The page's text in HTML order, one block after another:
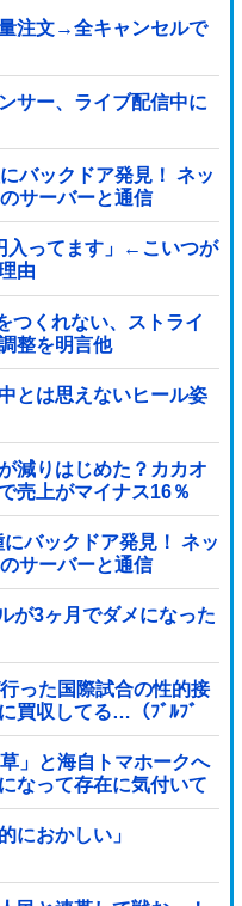
注文→全キャンセルで
サー、ライブ配信中に
バックドア発見！ ネッ
サーバーと通信
入ってます」←こいつが
由
つくれない、ストライ
整を明言他
とは思えないヒール姿
減りはじめた？カカオ
売上がマイナス16％
バックドア発見！ ネッ
サーバーと通信
が3ヶ月でダメになった
った国際試合の性的接
買収してる…（ﾌﾞﾙﾌﾞ
」と海自トマホークへ
なって存在に気付いて
におかしい」